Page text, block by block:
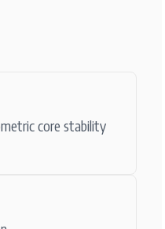
core stability